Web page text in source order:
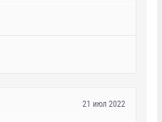
21 июл 2022